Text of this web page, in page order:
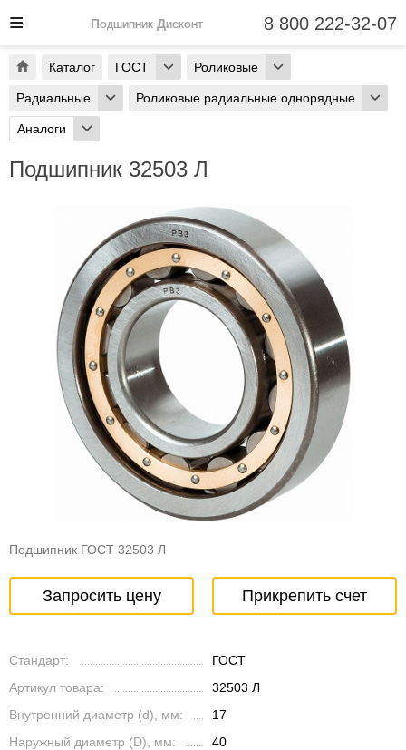
Каталог ГОСТ Роликовые
Радиальные Роликовые радиальные однорядные
Аналоги
Подшипник 32503 Л
Подшипник ГОСТ 32503 Л
Запросить цену Прикрепить счет
Стандарт:
ГОСТ
Артикул товара:
32503 Л
Внутренний диаметр (d), мм:
17
Наружный диаметр (D), мм:
40
Подшипник Дисконт 8 800 222-32-07